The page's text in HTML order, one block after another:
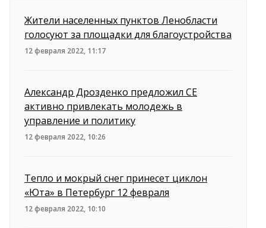
Жители населенных пунктов Ленобласти
голосуют за площадки для благоустройства
12 февраля 2022, 11:17
Александр Дрозденко предложил СЕ
активно привлекать молодежь в
управление и политику
12 февраля 2022, 10:26
Тепло и мокрый снег принесет циклон
«Юта» в Петербург 12 февраля
12 февраля 2022, 10:10